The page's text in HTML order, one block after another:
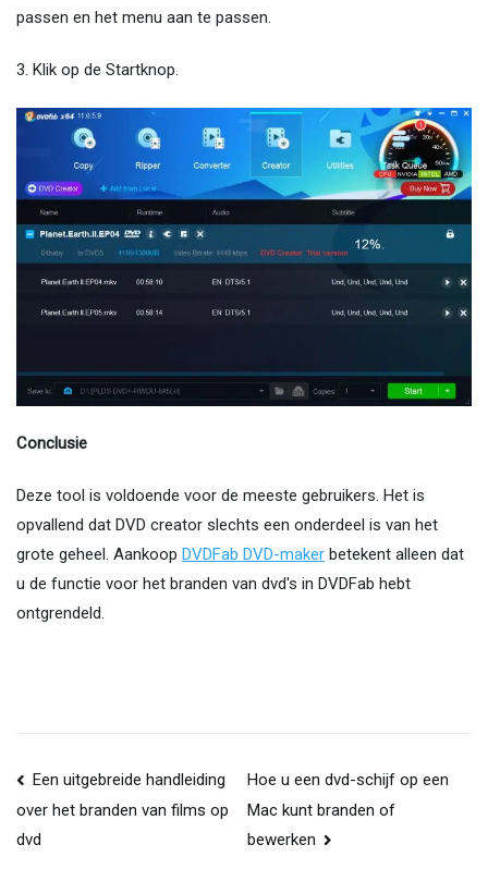
passen en het menu aan te passen.
3. Klik op de Startknop.
Conclusie
Deze tool is voldoende voor de meeste gebruikers. Het is
opvallend dat DVD creator slechts een onderdeel is van het
grote geheel. Aankoop DVDFab DVD-maker betekent alleen dat
u de functie voor het branden van dvd's in DVDFab hebt
ontgrendeld.
Berichtnavigatie
Een uitgebreide handleiding
over het branden van films op
dvd
Hoe u een dvd-schijf op een
Mac kunt branden of
bewerken